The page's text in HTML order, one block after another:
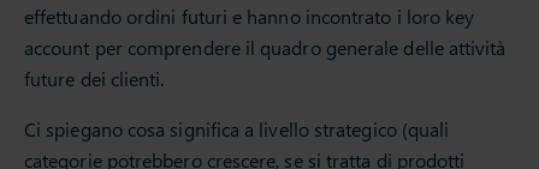
effettuando ordini futuri e hanno incontrato i loro key
account per comprendere il quadro generale delle attività
future dei clienti.
Ci spiegano cosa significa a livello strategico (quali
categorie potrebbero crescere, se si tratta di prodotti